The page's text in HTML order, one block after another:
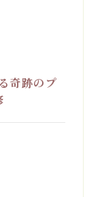
奇跡のプ